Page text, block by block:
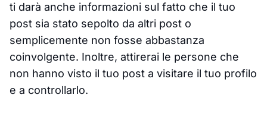
ti darà anche informazioni sul fatto che il tuo
post sia stato sepolto da altri post o
semplicemente non fosse abbastanza
coinvolgente. Inoltre, attirerai le persone che
non hanno visto il tuo post a visitare il tuo profilo
e a controllarlo.